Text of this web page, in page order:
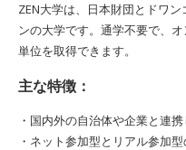
ZEN大学は、日本財団とドワ
ンの大学です。通学不要で、
単位を取得できます。
主な特徴：
・国内外の自治体や企業と連
・ネット参加型とリアル参加